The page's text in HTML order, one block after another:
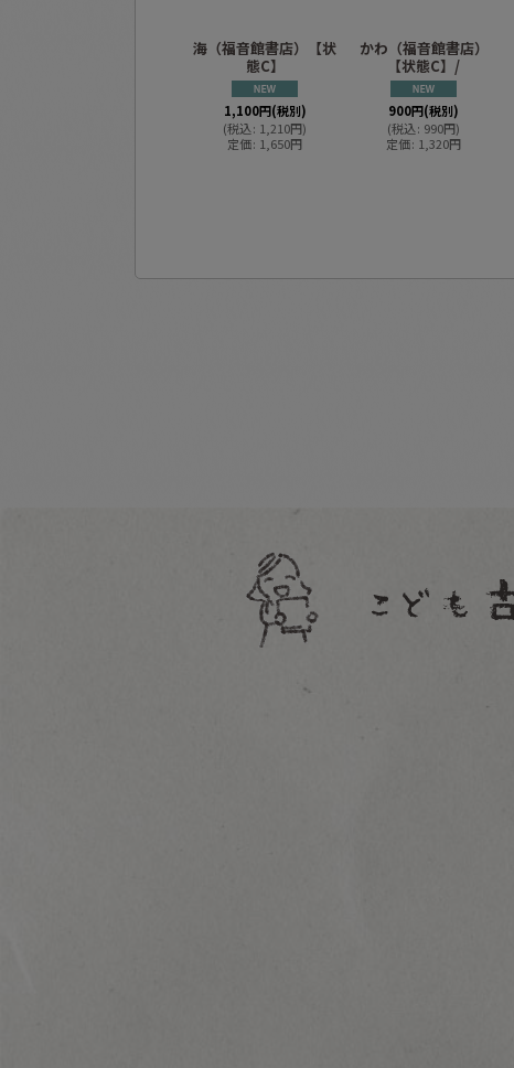
海（福音館書店）【状
態C】
1,100円(税別)
(税込: 1,210円)
定価: 1,650円
かわ（福音館書店）
【状態C】/
900円(税別)
(税込: 990円)
定価: 1,320円